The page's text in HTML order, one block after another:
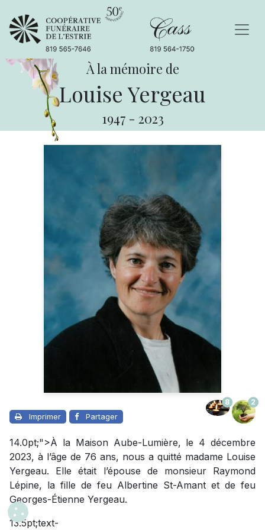
À la mémoire de
Louise Yergeau
1947 - 2023
Imprimer Partager
8 2
14.0pt;">À la Maison Aube-Lumière, le 4 décembre
2023, à l’âge de 76 ans, nous a quitté madame Louise
Yergeau. Elle était l’épouse de monsieur Raymond
Lépine, la fille de feu Albertine St-Amant et de feu
Georges-Étienne Yergeau.
13.5pt;text-